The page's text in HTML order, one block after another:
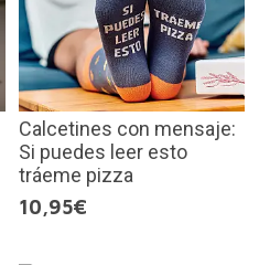
Calcetines con mensaje:
Si puedes leer esto
tráeme pizza
10,95€